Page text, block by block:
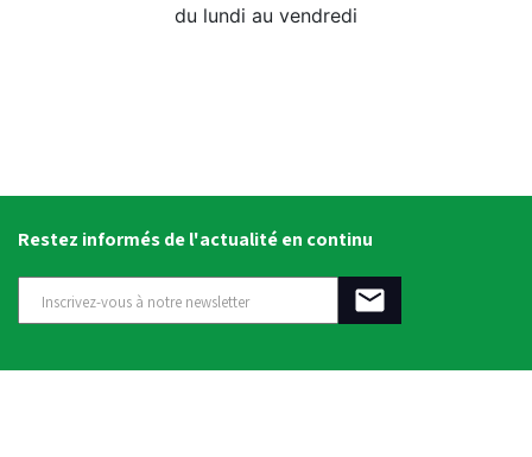
du lundi au vendredi
Restez informés de l'actualité en continu